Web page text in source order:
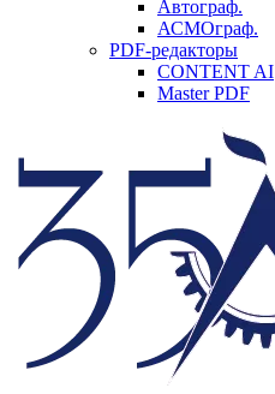
Автограф.
АСМОграф.
PDF-редакторы
CONTENT AI
Master PDF